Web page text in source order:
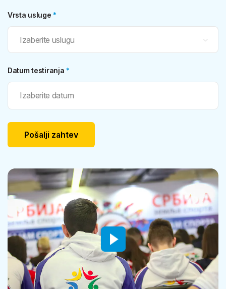
Vrsta usluge*
Datum testiranja*
Pošalji zahtev